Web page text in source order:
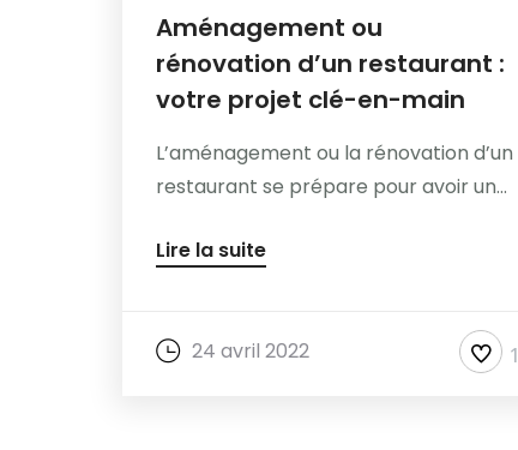
Aménagement ou
rénovation d’un restaurant :
votre projet clé-en-main
L’aménagement ou la rénovation d’un
restaurant se prépare pour avoir un...
Lire la suite
24 avril 2022 1